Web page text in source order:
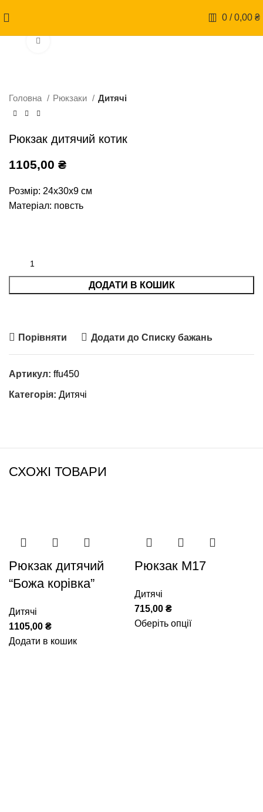
0 / 0,00 ₴
Головна Рюкзаки Дитячі
Рюкзак дитячий котик
1105,00 ₴
Розмір: 24х30х9 см
Матеріал: повсть
ДОДАТИ В КОШИК
Порівняти Додати до Списку бажань
Артикул: ffu450
Категорія: Дитячі
СХОЖІ ТОВАРИ
Рюкзак дитячий
“Божа корівка”
Дитячі
1105,00 ₴
Додати в кошик
Рюкзак М17
Дитячі
715,00 ₴
Оберіть опції